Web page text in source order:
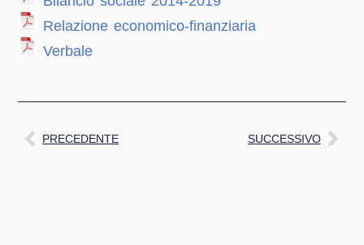
Relazione economico-finanziaria
Verbale
PRECEDENTE SUCCESSIVO